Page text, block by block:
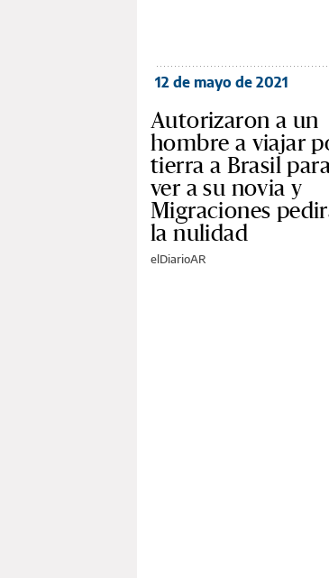
12 de mayo de 2021
Autorizaron a un
hombre a viajar
tierra a Brasil
ver a su novia y
Migraciones
la nulidad
elDiarioAR